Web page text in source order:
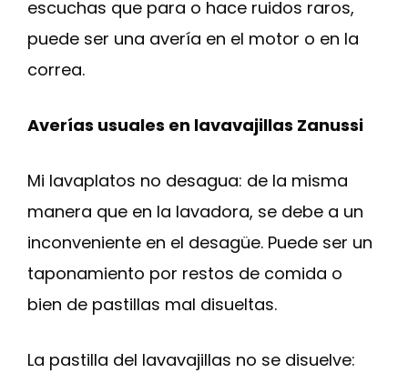
escuchas que para o hace ruidos raros,
puede ser una avería en el motor o en la
correa.
Averías usuales en lavavajillas Zanussi
Mi lavaplatos no desagua: de la misma
manera que en la lavadora, se debe a un
inconveniente en el desagüe. Puede ser un
taponamiento por restos de comida o
bien de pastillas mal disueltas.
La pastilla del lavavajillas no se disuelve: